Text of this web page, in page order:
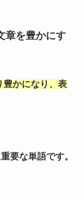
章を豊かにす
豊かになり、表
要な単語です。